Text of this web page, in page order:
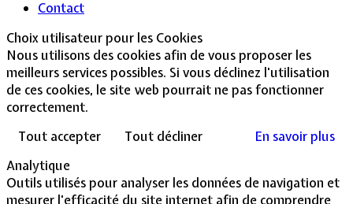
Contact
Choix utilisateur pour les Cookies
Nous utilisons des cookies afin de vous proposer les
meilleurs services possibles. Si vous déclinez l'utilisation
de ces cookies, le site web pourrait ne pas fonctionner
correctement.
Tout accepter
Tout décliner
En savoir plus
Analytique
Outils utilisés pour analyser les données de navigation et
mesurer l'efficacité du site internet afin de comprendre